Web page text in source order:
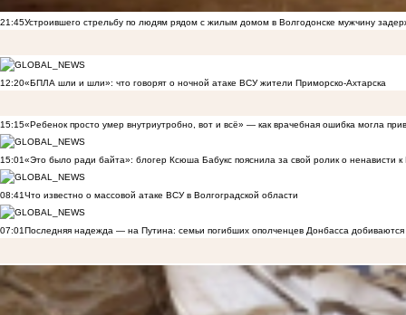
21:45Устроившего стрельбу по людям рядом с жилым домом в Волгодонске мужчину
12:20«БПЛА шли и шли»: что говорят о ночной атаке ВСУ жители Приморско-Ахтарска
15:15«Ребенок просто умер внутриутробно, вот и всё» — как врачебная ошибка могла
15:01«Это было ради байта»: блогер Ксюша Бабукс пояснила за свой ролик о ненависти
08:41Что известно о массовой атаке ВСУ в Волгоградской области
07:01Последняя надежда — на Путина: семьи погибших ополченцев Донбасса добиваются